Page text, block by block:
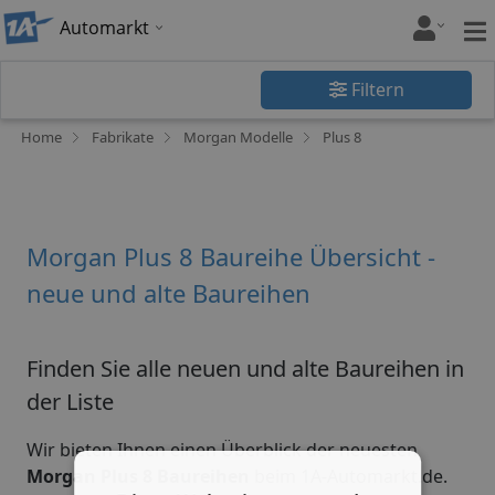
Automarkt
Filtern
Home Fabrikate Morgan Modelle Plus 8
Morgan Plus 8 Baureihe Übersicht -
neue und alte Baureihen
Finden Sie alle neuen und alte Baureihen in
der Liste
Wir bieten Ihnen einen Überblick der neuesten
Morgan Plus 8 Baureihen
beim 1A-Automarkt.de.